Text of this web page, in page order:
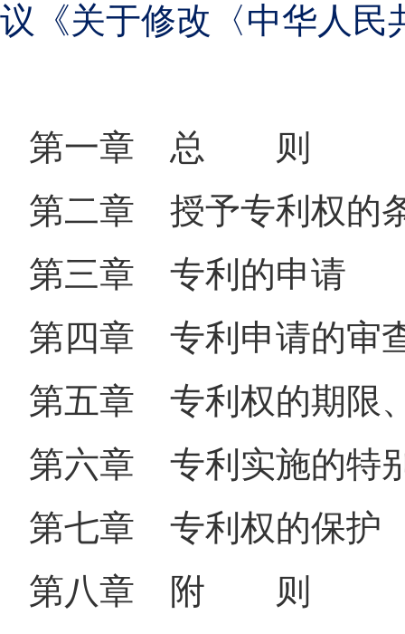
议《关于修改〈中华人民
第一章 总 则
第二章 授予专利权的
第三章 专利的申请
第四章 专利申请的审
第五章 专利权的期限
第六章 专利实施的特
第七章 专利权的保护
第八章 附 则